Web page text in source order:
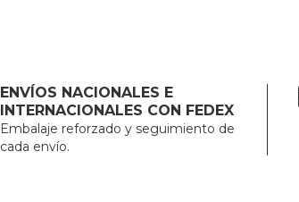
ENVÍOS NACIONALES E
INTERNACIONALES CON FEDEX
Embalaje reforzado y seguimiento de
cada envío.